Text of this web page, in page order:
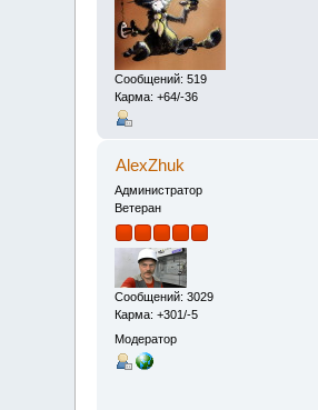
Сообщений: 519
Карма: +64/-36
AlexZhuk
Администратор
Ветеран
Сообщений: 3029
Карма: +301/-5
Модератор